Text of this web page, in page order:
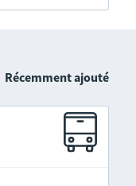
Récemment ajouté